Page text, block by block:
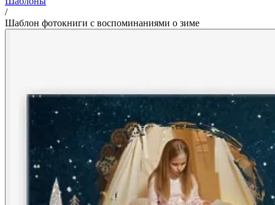
/
Шаблон фотокниги с воспоминаниями о зиме